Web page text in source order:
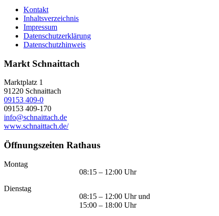
Kontakt
Inhaltsverzeichnis
Impressum
Datenschutzerklärung
Datenschutzhinweis
Markt Schnaittach
Marktplatz 1
91220 Schnaittach
09153 409-0
09153 409-170
info@schnaittach.de
www.schnaittach.de/
Öffnungszeiten Rathaus
Montag
08:15 – 12:00 Uhr
Dienstag
08:15 – 12:00 Uhr und
15:00 – 18:00 Uhr